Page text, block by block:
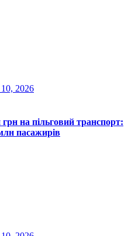
2026
на пільговий транспорт:
пасажирів